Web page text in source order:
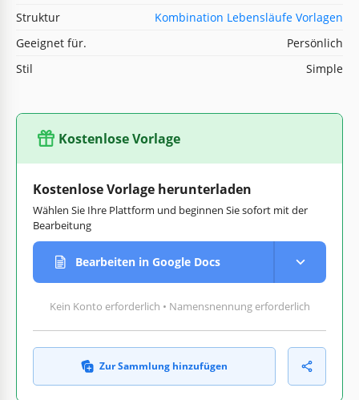
Struktur
Kombination Lebensläufe Vorlagen
Geeignet für.
Persönlich
Stil
Simple
Kostenlose Vorlage
Kostenlose Vorlage herunterladen
Wählen Sie Ihre Plattform und beginnen Sie sofort mit der
Bearbeitung
Bearbeiten in Google Docs
Kein Konto erforderlich • Namensnennung erforderlich
Zur Sammlung hinzufügen